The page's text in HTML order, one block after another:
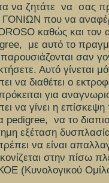
να ζητάτε να σας
που να
καθώς και τον
με αυτό το
σαν
Αυτό γίνεται
να διαθέτει ο
για
να γίνει η
pedigree, να το
εξέταση
να είναι
στην πίσω
(Κυνολογικού